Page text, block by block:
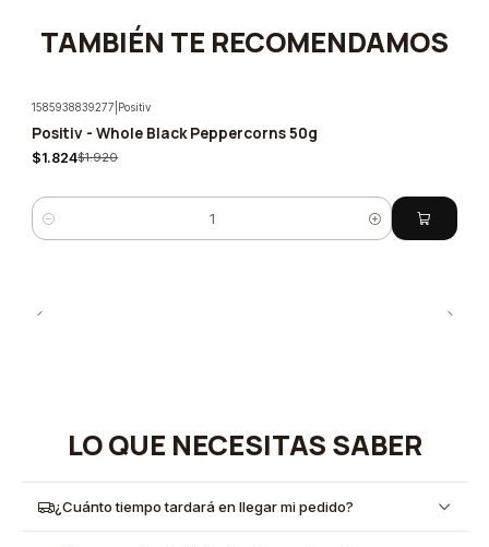
TAMBIÉN TE RECOMENDAMOS
-5%
1585938839277 Positiv
Positiv - Whole Black Peppercorns 50g
$1.824$1.920
Quantity
LO QUE NECESITAS SABER
¿Cuánto tiempo tardará en llegar mi pedido?